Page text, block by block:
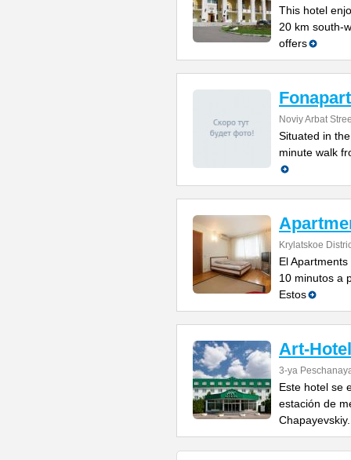
This hotel
20 km south-
offers
Noviy Arbat
Situated in
minute walk
Krylatskoe
El
10 minutos a
Estos
Art-Hotel
3-ya
Este hotel se
estación de